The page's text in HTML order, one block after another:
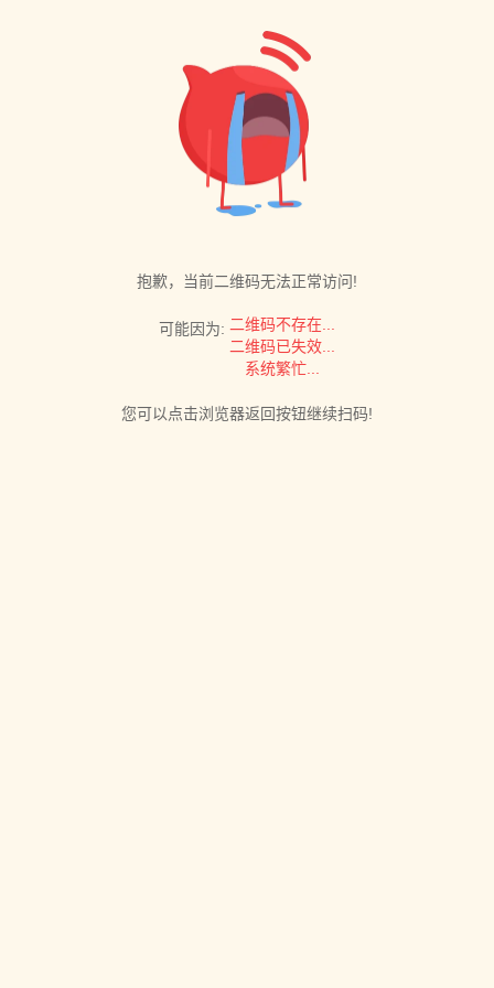
抱歉，当前二维码无法正常访问!
可能因为: 二维码不存在...
二维码已失效...
系统繁忙...
您可以点击浏览器返回按钮继续扫码!